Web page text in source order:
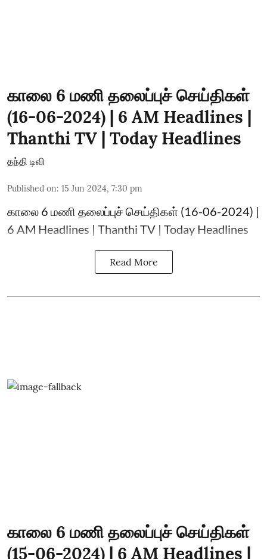
காலை 6 மணி தலைப்புச் செய்திகள்
(16-06-2024) | 6 AM Headlines |
Thanthi TV | Today Headlines
தந்தி டிவி
Published on: 15 Jun 2024, 7:30 pm
காலை 6 மணி தலைப்புச் செய்திகள் (16-06-2024) |
6 AM Headlines | Thanthi TV | Today Headlines
Read More
காலை 6 மணி தலைப்புச் செய்திகள்
(15-06-2024) | 6 AM Headlines |